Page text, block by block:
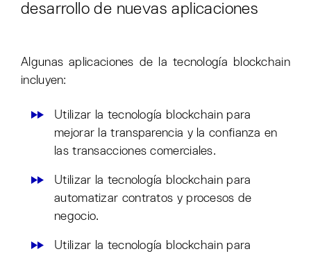
desarrollo de nuevas aplicaciones
Algunas aplicaciones de la tecnología blockchain
incluyen:
Utilizar la tecnología blockchain para
mejorar la transparencia y la confianza en
las transacciones comerciales.
Utilizar la tecnología blockchain para
automatizar contratos y procesos de
negocio.
Utilizar la tecnología blockchain para